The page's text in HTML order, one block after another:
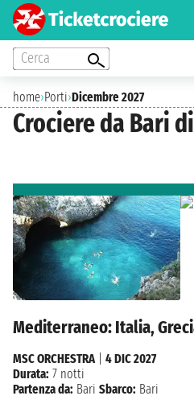
Cerca
home›Porti›Dicembre 2027
Crociere da Bari
Mediterraneo: Italia,
MSC ORCHESTRA
4 DIC 2027
Durata: 7 notti
Partenza da: Bari Sbarco: Bari